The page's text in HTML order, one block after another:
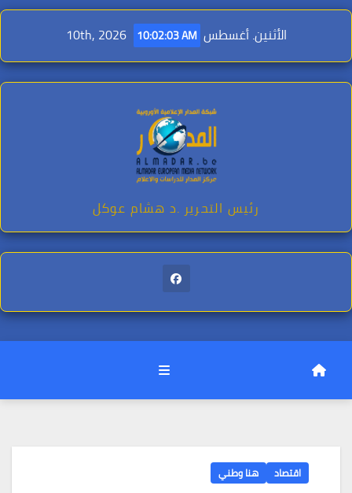
Skip
content
الأثنين. أغسطس 10th, 2026 10:02:05 AM
رئيس التحرير .د هشام عوكل
اقتصاد هنا وطني